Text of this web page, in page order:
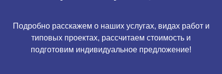
Подробно расскажем о наших услугах, видах работ и
типовых проектах, рассчитаем стоимость и
подготовим индивидуальное предложение!